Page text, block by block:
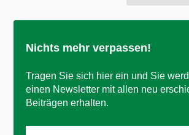
Nichts mehr verpassen!
Tragen Sie sich hier ein und Sie
einen Newsletter mit allen neu
Beiträgen erhalten.